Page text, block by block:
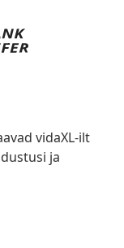
vidaXL-ilt
ja